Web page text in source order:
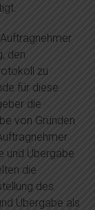
den
zu
für diese
die
von Gründen
und Übergabe
die
des
Übergabe als